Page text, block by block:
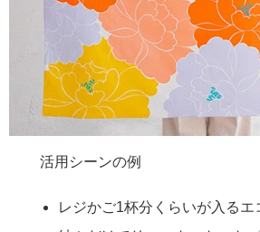
活用シーンの例
レジかご1杯分くらいが入るエ